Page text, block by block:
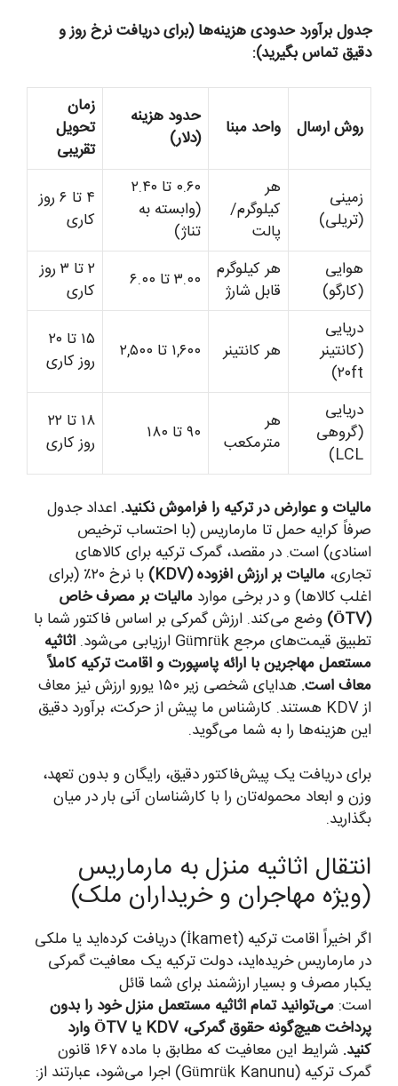
جدول برآورد حدودی هزینه‌ها (برای دریافت نرخ روز و
دقیق تماس بگیرید):
روش ارسال واحد مبنا
حدود هزینه
(دلار)
زمان
تحویل
تقریبی
زمینی
(تریلی)
هر
کیلوگرم/
پالت
۰.۶۰ تا ۲.۴۰
(وابسته به
تناژ)
۴ تا ۶ روز
کاری
هوایی
(کارگو)
هر کیلوگرم
قابل شارژ
۳.۰۰ تا ۶.۰۰
۲ تا ۳ روز
کاری
دریایی
(کانتینر
۲۰ft)
هر کانتینر ۱,۶۰۰ تا ۲,۵۰۰
۱۵ تا ۲۰
روز کاری
دریایی
(گروهی
LCL)
هر
مترمکعب
۹۰ تا ۱۸۰
۱۸ تا ۲۲
روز کاری
مالیات و عوارض در ترکیه را فراموش نکنید. اعداد جدول
صرفاً کرایه حمل تا مارماریس (با احتساب ترخیص
اسنادی) است. در مقصد، گمرک ترکیه برای کالاهای
تجاری، مالیات بر ارزش افزوده (KDV)
با نرخ ۲۰٪ (برای
اغلب کالاها) و در برخی موارد مالیات بر مصرف خاص
(ÖTV)
وضع می‌کند. ارزش گمرکی بر اساس فاکتور شما با
تطبیق قیمت‌های مرجع Gümrük ارزیابی می‌شود.
اثاثیه
مستعمل مهاجرین با ارائه پاسپورت و اقامت ترکیه کاملاً
معاف است.
هدایای شخصی زیر ۱۵۰ یورو ارزش نیز معاف
از KDV هستند. کارشناس ما پیش از حرکت، برآورد دقیق
این هزینه‌ها را به شما می‌گوید.
برای دریافت یک پیش‌فاکتور دقیق، رایگان و بدون تعهد،
وزن و ابعاد محموله‌تان را با کارشناسان آنی بار در میان
بگذارید.
انتقال اثاثیه منزل به مارماریس
(ویژه مهاجران و خریداران ملک)
اگر اخیراً اقامت ترکیه (İkamet) دریافت کرده‌اید یا ملکی
در مارماریس خریده‌اید، دولت ترکیه یک معافیت گمرکی
یکبار مصرف و بسیار ارزشمند برای شما قائل
است: می‌توانید تمام اثاثیه مستعمل منزل خود را بدون
پرداخت هیچ‌گونه حقوق گمرکی، KDV یا ÖTV وارد
کنید.
شرایط این معافیت که مطابق با ماده ۱۶۷ قانون
گمرک ترکیه (Gümrük Kanunu) اجرا می‌شود، عبارتند از: